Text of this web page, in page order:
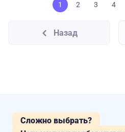
1 2 3 4
Назад
Сложно выбрать?